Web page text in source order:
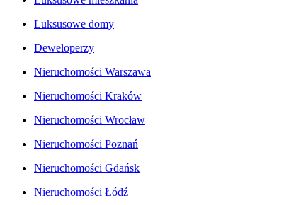
Luksusowe domy
Deweloperzy
Nieruchomości Warszawa
Nieruchomości Kraków
Nieruchomości Wrocław
Nieruchomości Poznań
Nieruchomości Gdańsk
Nieruchomości Łódź